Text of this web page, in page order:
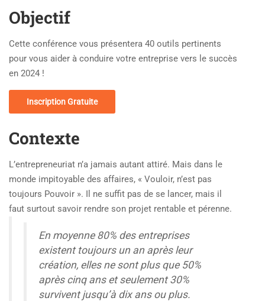
Objectif
Cette conférence vous présentera 40 outils pertinents
pour vous aider à conduire votre entreprise vers le succès
en 2024 !
Inscription Gratuite
Contexte
L’entrepreneuriat n’a jamais autant attiré. Mais dans le
monde impitoyable des affaires, « Vouloir, n’est pas
toujours Pouvoir ». Il ne suffit pas de se lancer, mais il
faut surtout savoir rendre son projet rentable et pérenne.
En moyenne 80% des entreprises
existent toujours un an après leur
création, elles ne sont plus que 50%
après cinq ans et seulement 30%
survivent jusqu’à dix ans ou plus.